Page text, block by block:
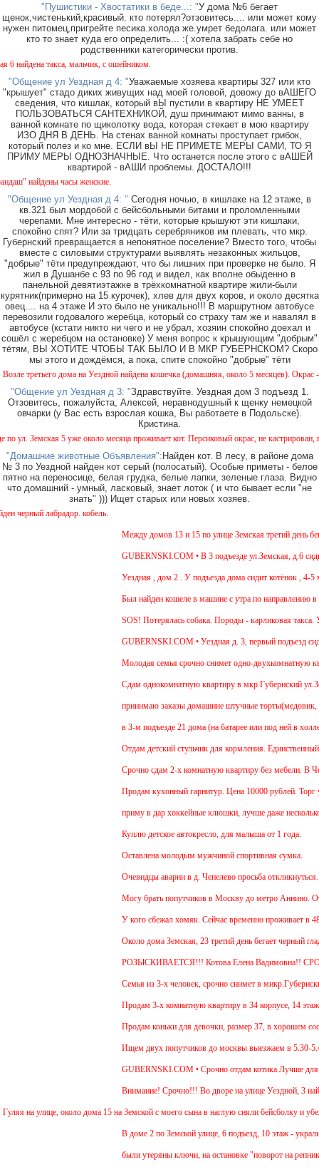
"Пушистики - Хвостатики в беде...: "У дома №6 бегает
щенок,чистенький,красивый. кто потерял?отзовитесь.... или может кому
нужен питомец,пригрейте песика.холода же.умрет бедолага. или может
кто то знает куда его определить... :( хотела забрать себе но
родственники категорически против.
такса, мальчик, с ошейником.
"Общение ул Уездная д 4: "Уважаемые хозяева квартиры 327 или кто
"крышует" стадо диких живущих над моей головой, довожу до вАШЕГО
сведения, что кишлак, который вЫ пустили в квартиру НЕ УМЕЕТ
ПОЛЬЗОВАТЬСЯ САНТЕХНИКОЙ, душ принимают мимо ванны, в
ванной комнате по щиколотку вода, которая стекает в мою квартиру
ИЗО ДНЯ В ДЕНЬ. На стенах ванной комнаты проступает грибок,
который полез и ко мне. ЕСЛИ вЫ НЕ ПРИМЕТЕ МЕРЫ САМИ, ТО Я
ПРИМУ МЕРЫ ОДНОЗНАЧНЫЕ. Что останется после этого с вАШЕЙ
квартирой - вАШИ проблемы. ДОСТАЛО!!!
найдены часы женские.
"Общение ул Уездная д 4: " Сегодня ночью, в кишлаке на 12 этаже, в
кв.321 был мордобой с бейсбольными битами и проломленными
черепами. Мне интересно - тёти, которые крышуют эти кишлаки,
спокойно спят? Или за тридцать серебряников им плевать, что мкр.
Губернский превращается в непонятное поселение? Вместо того, чтобы
вместе с силовыми структурами выявлять незаконных жильцов,
"добрые" тёти предупреждают, что бы лишних при проверке не было. Я
жил в Душанбе с 93 по 96 год и видел, как вполне обыденно в
панельной девятиэтажке в трёхкомнатной квартире жили-были
курятник(примерно на 15 курочек), хлев для двух коров, и около десятка
овец.... на 4 этаже И это было не уникально!!! В маршрутном автобусе
перевозили годовалого жеребца, который со страху там же и навалял в
автобусе (кстати никто ни чего и не убрал, хозяин спокойно доехал и
сошёл с жеребцом на остановке) У меня вопрос к крышующим "добрым"
тётям, ВЫ ХОТИТЕ ЧТОБЫ ТАК БЫЛО И В МКР ГУБЕРНСКОМ? Скоро
мы этого и дождёмся, а пока, спите спокойно "добрые" тёти
дома на Уездной найдена кошечка (домашняя, около 5 месяцев). Окрас -
"Общение ул Уездная д 3: "Здравствуйте. Уездная дом 3 подъезд 1.
Отзовитесь, пожалуйста, Алексей, неравнодушный к щенку немецкой
овчарки (у Вас есть взрослая кошка, Вы работаете в Подольске).
Кристина.
Земская 5 уже около месяца проживает кот. Персиковый окрас, не кастрирован,
"Домашние животные Объявления": Найден кот. В лесу, в районе дома
№ 3 по Уездной найден кот серый (полосатый). Особые приметы - белое
пятно на переносице, белая грудка, белые лапки, зеленые глаза. Видно
что домашний - умный, ласковый, знает лоток ( и что бывает если "не
знать" ))) Ищет старых или новых хозяев.
лабрадор. кобель.
Между домов 13 и 15 по улице Земская третий день
GUBERNSKI.COM • В 3 подъезде ул.Земская, д.6
Уездная , дом 2 . У подъезда дома сидит котёнок , 4-5
Был найден кошеле в машине с утра по направлению в
SOS! Потерялась собака. Породы - карликовая такса.
GUBERNSKI.COM • Уездная д. 3, первый подъезд
Молодая семья срочно снимет одно-двухкомнатную
Cдам однокомнатную квартиру в мкр.Губернский
принимаю заказы домашние штучные торты(медовик,
в 3-м подъезде 21 дома (на батарее или под ней в
Отдам детский стульчик для кормления. Единственный
Срочно сдам 2-х комнатную квартиру без мебели. В
Продам кухонный гарнитур. Цена 10000 рублей. Торг
приму в дар хоккейные клюшки, лучше даже несколько:)
Куплю детское автокресло, для малыша от 1 года.
Оставлена молодым мужчиной спортивная сумка.
Очевидцы аварии в д. Чепелево просьба откликнуться.
Могу брать попутчиков в Москву до метро Аннино.
У кого сбежал хомяк. Сейчас временно проживает в 48
Около дома Земская, 23 третий день бегает черный
РОЗЫСКИВАЕТСЯ!!! Котова Елена Вадимовна!!
Семья из 3-х человек, срочно снимет в
Продам 3-х комнатную квартиру в 34 корпусе, 14
Продам коньки для девочки, размер 37, в хорошем
Ищем двух попутчиков до москвы выезжаем в 5.30-
GUBERNSKI.COM • Срочно отдам котика.Лучше для
Внимание! Срочно!!! Во дворе на улице Уездной, 3
улице, около дома 15 на Земской с моего сына в наглую сняли бейсболку и
В доме 2 по Земской улице, 6 подъезд, 10 этаж - украли
были утеряны ключи, на остановке "поворот на